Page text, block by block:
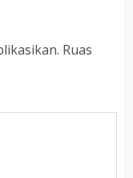
Ruas